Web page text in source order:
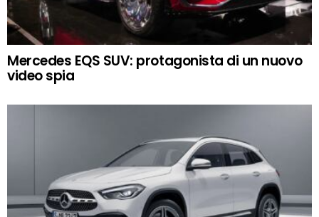
Mercedes EQS SUV: protagonista di un nuovo
video spia